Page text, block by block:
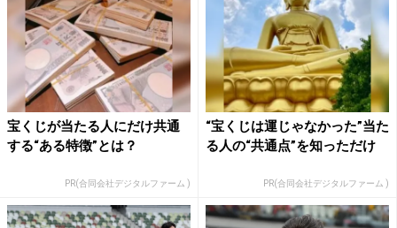
宝くじが当たる人にだけ共通
する“ある特徴”とは？
PR(合同会社デジタルファーム )
“宝くじは運じゃなかった”当た
る人の“共通点”を知っただけ
PR(合同会社デジタルファーム )